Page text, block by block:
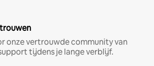
onze vertrouwde community van
tijdens je lange verblijf.